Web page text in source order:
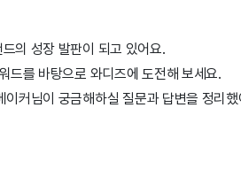
의 성장 발판이 되고 있어요.
드를 바탕으로 와디즈에 도전해 보세요.
이커님이 궁금해하실 질문과 답변을 정리했